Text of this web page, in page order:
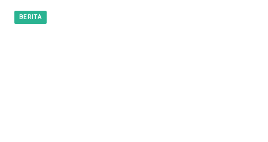
BERITA